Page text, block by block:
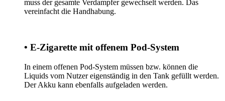
muss der gesamte Verdampfer gewechselt werden. Das
vereinfacht die Handhabung.
• E-Zigarette mit offenem Pod-System
In einem offenen Pod-System müssen bzw. können die
Liquids vom Nutzer eigenständig in den Tank gefüllt werden.
Der Akku kann ebenfalls aufgeladen werden.